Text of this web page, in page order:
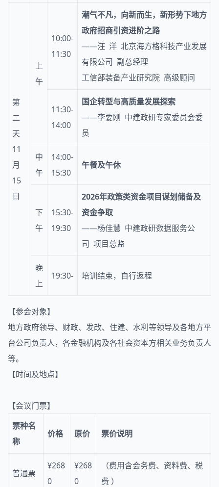
第
二
天
11
月
15
日
上
午
10:00-
11:30
潮气不凡，向新而生，新形势下地方
政府招商引资进阶之路
——汪 洋 北京海方格科技产业发展
有限公司 副总经理
工信部装备产业研究院 高级顾问
11:30-
14:00
国企转型与高质量发展探索
——李要刚 中建政研专家委员会委
员
中
午
14:00-
15:30
午餐及午休
下
午
15:30-
19:30
2026年政策类资金项目谋划储备及
资金争取
——杨佳慧 中建政研数据服务公
司 项目总监
晚
上
19:30- 培训结束，自行返程
【参会对象】
地方政府领导、财政、发改、住建、水利等领导及各地方平
台公司负责人，各金融机构及各社会资本方相关业务负责人
等。
【时间及地点】
【会议门票】
票种名
称
价格 原价 票价说明
普通票
¥268
0
¥268
0
（费用含会务费、资料费、税
费 ）